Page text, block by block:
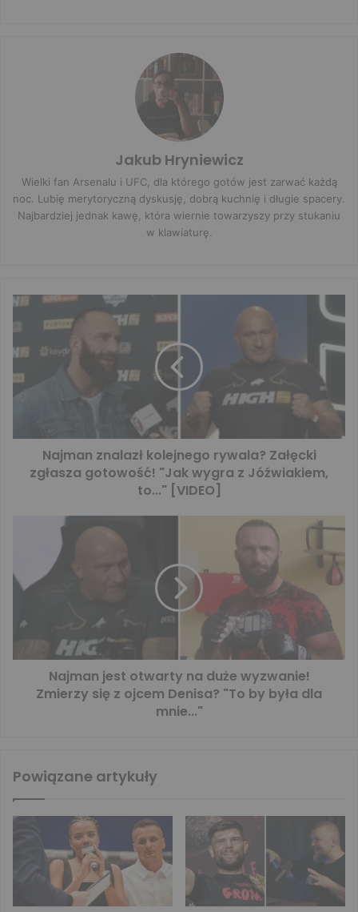
Jakub Hryniewicz
Wielki fan Arsenalu i UFC, dla którego gotów jest zarwać każdą
noc. Lubię merytoryczną dyskusję, dobrą kuchnię i długie spacery.
Najbardziej jednak kawę, która wiernie towarzyszy przy stukaniu
w klawiaturę.
Najman znalazł kolejnego rywala? Załęcki
zgłasza gotowość! "Jak wygra z Jóźwiakiem,
to..." [VIDEO]
Najman jest otwarty na duże wyzwanie!
Zmierzy się z ojcem Denisa? "To by była dla
mnie..."
Powiązane artykuły